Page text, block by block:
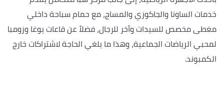
خدمات الساونا والجاكوزي والمساج، مع حمام سباحة داخلي
مغطى مخصص للسيدات وآخر للرجال، فضلاً عن قاعات يوغا وزومبا
لمحبي الرياضات الجماعية، وهذا ما يلغي الحاجة لاشتراكات خارج
الكمبوند.